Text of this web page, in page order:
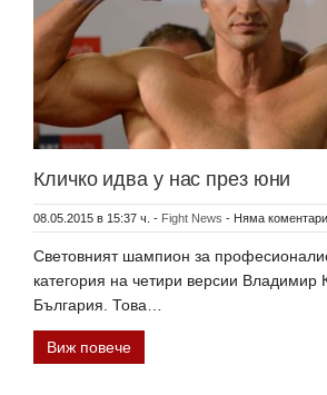
Кличко идва у нас през юни
08.05.2015 в 15:37 ч. - Fight News - Няма коментари
Световният шампион за
категория на четири версии Владимир
България. Това…
Виж повече